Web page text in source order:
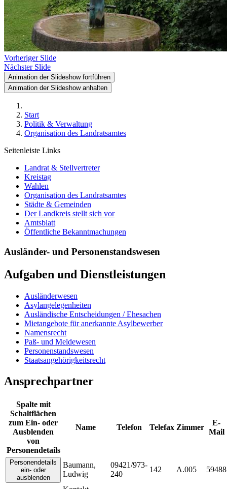
Vorheriger Slide
Nächster Slide
Animation der Slideshow fortführen
Animation der Slideshow anhalten
Start
Politik & Verwaltung
Organisation des Landratsamtes
Seitenleiste Links
Landrat & Stellvertreter
Kreistag
Wahlen
Organisation des Landratsamtes
Städte & Gemeinden
Der Landkreis stellt sich vor
Amtsblatt
Öffentliche Bekanntmachungen
Ausländer- und Personenstandswesen
Aufgaben und Dienstleistungen
Ausländerwesen
Asylangelegenheiten
Ausländische Entscheidungen / Ehesachen
Mietangebote für anerkannte Asylbewerber
Namensrecht
Paß- und Meldewesen
Personenstandswesen
Staatsangehörigkeitsrecht
Ansprechpartner
Spalte mit
Schaltflächen
zum Ein- oder
Ausblenden
von
Personendetails
Name Telefon Telefax Zimmer
E-
Mail
Personendetails
ein- oder
ausblenden
Baumann,
Ludwig
09421/973-
240
142 A.005 59488